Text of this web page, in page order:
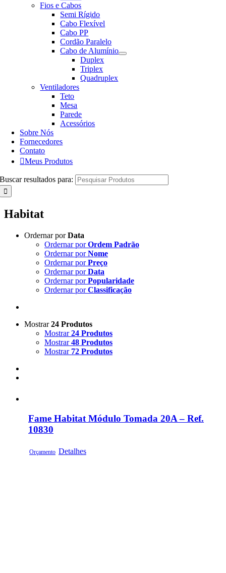
Fios e Cabos
Semi Rígido
Cabo Flexível
Cabo PP
Cordão Paralelo
Cabo de Alumínio
Duplex
Triplex
Quadruplex
Ventiladores
Teto
Mesa
Parede
Acessórios
Sobre Nós
Fornecedores
Contato
Meus Produtos
Buscar resultados para:
Habitat
Ordernar porData
Ordernar porOrdem Padrão
Ordernar porNome
Ordernar porPreço
Ordernar porData
Ordernar porPopularidade
Ordernar porClassificação
Mostrar24 Produtos
Mostrar24 Produtos
Mostrar48 Produtos
Mostrar 72 Produtos
Fame Habitat Módulo Tomada 20A – Ref.
10830
Orçamento Detalhes